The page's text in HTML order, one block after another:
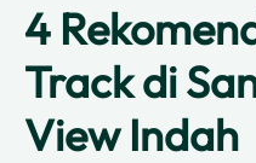
4
Track di
View Indah